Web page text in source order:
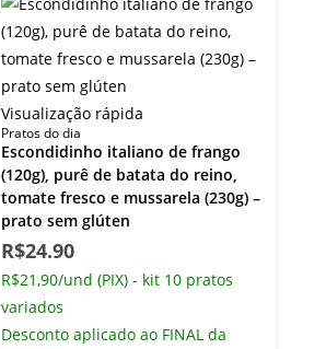
Visualização rápida
Pratos do dia
Escondidinho italiano de frango
(120g), purê de batata do reino,
tomate fresco e mussarela (230g) –
prato sem glúten
R$24.90
R$21,90/und (PIX) - kit 10 pratos
variados
Desconto aplicado ao FINAL da